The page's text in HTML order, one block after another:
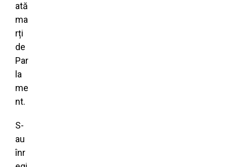
ată
ma
rți
de
Par
la
me
nt.
S-
au
înr